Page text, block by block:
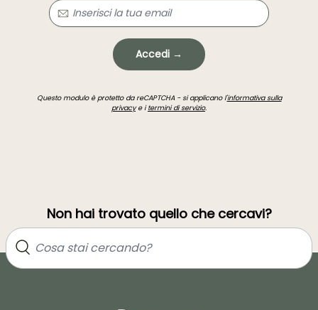
Accedi →
Questo modulo è protetto da reCAPTCHA - si applicano l'informativa sulla
privacye itermini di servizio.
Non hai trovato quello che cercavi?